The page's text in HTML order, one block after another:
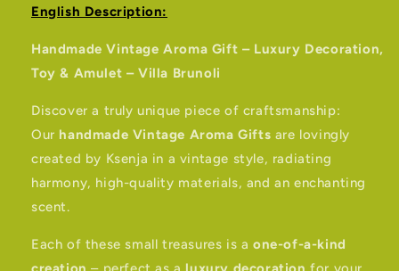
English Description:
Handmade Vintage Aroma Gift – Luxury Decoration,
Toy & Amulet – Villa Brunoli
Discover a truly unique piece of craftsmanship:
Our handmade Vintage Aroma Gifts are lovingly
created by Ksenja in a vintage style, radiating
harmony, high-quality materials, and an enchanting
scent.
Each of these small treasures is a one-of-a-kind